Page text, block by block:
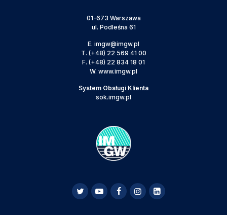
01-673 Warszawa
ul. Podleśna 61
E. imgw@imgw.pl
T. (+48) 22 569 41 00
F. (+48) 22 834 18 01
W. www.imgw.pl
System Obsługi Klienta
sok.imgw.pl